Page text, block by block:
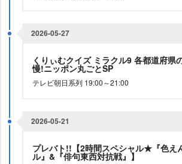
2026-05-27
くりぃむクイズ ミラクル9 各都道府県
慢!ニッポン丸ごとSP
テレビ朝日系列 19:00～21:00
2026-05-21
プレバト!!【2時間スペシャル★『色え
ル』&『俳句東西対抗戦』】